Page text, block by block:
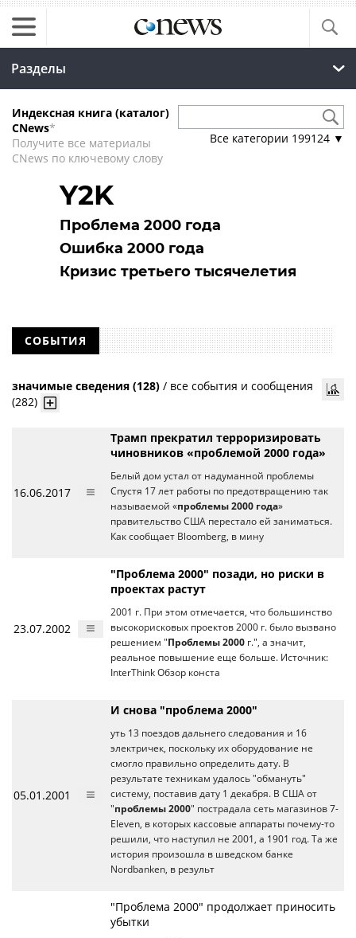
Разделы
Индексная книга (каталог)
CNews*
Получите все материалы
CNews по ключевому слову
Все категории 199124 ▼
Y2K
Проблема 2000 года
Ошибка 2000 года
Кризис третьего тысячелетия
СОБЫТИЯ
значимые сведения (128) / все события и сообщения
(282)
16.06.2017
Трамп прекратил терроризировать
чиновников «проблемой 2000 года»
Белый дом устал от надуманной проблемы
Спустя 17 лет работы по предотвращению так
называемой «проблемы 2000 года»
правительство США перестало ей заниматься.
Как сообщает Bloomberg, в мину
23.07.2002
"Проблема 2000" позади, но риски в
проектах растут
2001 г. При этом отмечается, что большинство
высокорисковых проектов 2000 г. было вызвано
решением "Проблемы 2000 г.", а значит,
реальное повышение еще больше. Источник:
InterThink Обзор конста
05.01.2001
И снова "проблема 2000"
уть 13 поездов дальнего следования и 16
электричек, поскольку их оборудование не
смогло правильно определить дату. В
результате техникам удалось "обмануть"
систему, поставив дату 1 декабря. В США от
"проблемы 2000" пострадала сеть магазинов 7-
Eleven, в которых кассовые аппараты почему-то
решили, что наступил не 2001, а 1901 год. Та же
история произошла в шведском банке
Nordbanken, в результ
"Проблема 2000" продолжает приносить
убытки